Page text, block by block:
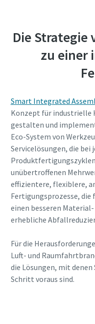
Die Strategie
zu einer
Smart Integrated
Konzept für industrielle
gestalten und
Eco-System von
Servicelösungen, die bei
unübertroffenen
effizientere, flexiblere,
Fertigungsprozesse,
einen besseren
erhebliche
Für die
Luft- und
die Lösungen, mit
Schritt voraus sind.